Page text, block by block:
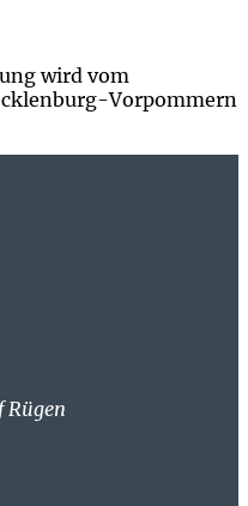
wird vom
Vorpommern
Rügen